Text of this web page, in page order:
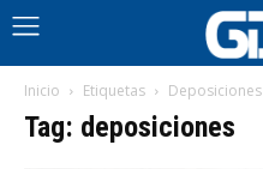
Inicio Etiquetas Deposiciones
Tag: deposiciones